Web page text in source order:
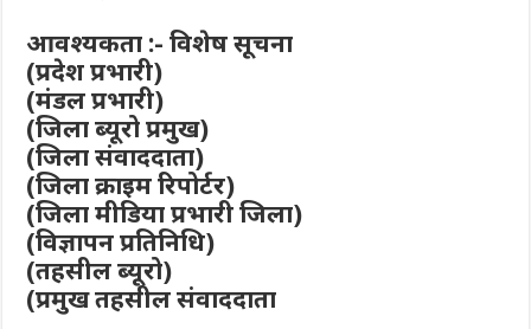
आवश्यकता :- विशेष सूचना
(प्रदेश प्रभारी)
(मंडल प्रभारी)
(जिला ब्यूरो प्रमुख)
(जिला संवाददाता)
(जिला क्राइम रिपोर्टर)
(जिला मीडिया प्रभारी जिला)
(विज्ञापन प्रतिनिधि)
(तहसील ब्यूरो)
(प्रमुख तहसील संवाददाता